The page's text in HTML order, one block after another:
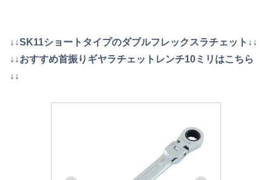
↓↓SK11ショートタイプのダブルフレックスラチェット↓↓
↓↓おすすめ首振りギヤラチェットレンチ10ミリはこちら
↓↓